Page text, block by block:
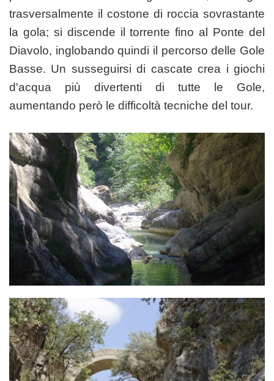
trasversalmente il costone di roccia sovrastante
la gola; si discende il torrente fino al Ponte del
Diavolo, inglobando quindi il percorso delle Gole
Basse. Un susseguirsi di cascate crea i giochi
d'acqua più divertenti di tutte le Gole,
aumentando però le difficoltà tecniche del tour.